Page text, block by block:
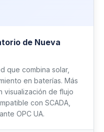
de Nueva
que combina solar,
en baterías. Más
visualización de flujo
con SCADA,
OPC UA.